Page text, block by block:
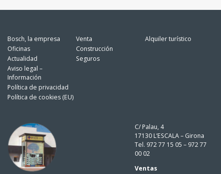
Bosch, la empresa
Oficinas
Actualidad
Aviso legal –
Información
Política de privacidad
Política de cookies (EU)
Venta
Construcción
Seguros
Alquiler turístico
C/ Palau, 4
17130 L’ESCALA – Girona
Tel. 972 77 15 05 – 972 77
00 02
Ventas